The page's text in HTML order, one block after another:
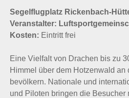
Segelflugplatz Rickenbach-
Veranstalter:
Kosten: Eintritt frei
Eine Vielfalt von Drachen bis zu
Himmel über dem Hotzenwald an
bevölkern. Nationale und
und Piloten bringen die Besucher